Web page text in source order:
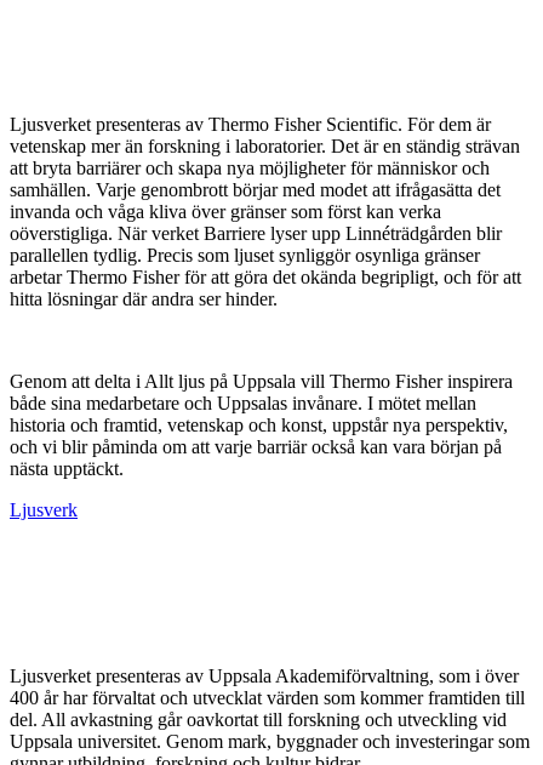
Ljusverket presenteras av Thermo Fisher Scientific. För dem är
vetenskap mer än forskning i laboratorier. Det är en ständig strävan
att bryta barriärer och skapa nya möjligheter för människor och
samhällen. Varje genombrott börjar med modet att ifrågasätta det
invanda och våga kliva över gränser som först kan verka
oöverstigliga. När verket Barriere lyser upp Linnéträdgården blir
parallellen tydlig. Precis som ljuset synliggör osynliga gränser
arbetar Thermo Fisher för att göra det okända begripligt, och för att
hitta lösningar där andra ser hinder.
Genom att delta i Allt ljus på Uppsala vill Thermo Fisher inspirera
både sina medarbetare och Uppsalas invånare. I mötet mellan
historia och framtid, vetenskap och konst, uppstår nya perspektiv,
och vi blir påminda om att varje barriär också kan vara början på
nästa upptäckt.
Ljusverk
Ljusverket presenteras av Uppsala Akademiförvaltning, som i över
400 år har förvaltat och utvecklat värden som kommer framtiden till
del. All avkastning går oavkortat till forskning och utveckling vid
Uppsala universitet. Genom mark, byggnader och investeringar som